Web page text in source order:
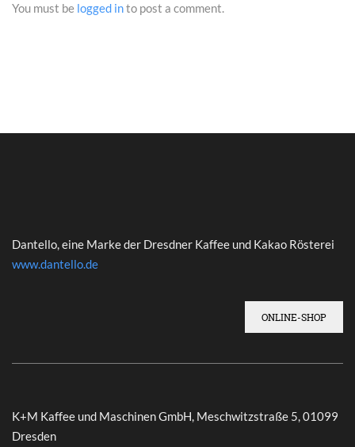
You must be logged into post a comment.
Dantello, eine Marke der Dresdner Kaffee und Kakao Rösterei
www.dantello.de
ONLINE-SHOP
K+M Kaffee und Maschinen GmbH, Meschwitzstraße 5, 01099
Dresden